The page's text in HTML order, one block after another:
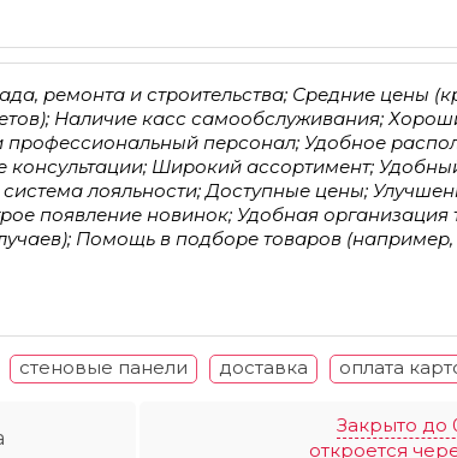
ремонта и строительства; Средние цены
Наличие касс самообслуживания;
профессиональный персонал; Удобное
Широкий ассортимент;
лояльности; Доступные цены;
появление новинок; Удобная организация
Помощь в подборе товаров
стеновые панели доставка оплата
Закрыто до
откроется